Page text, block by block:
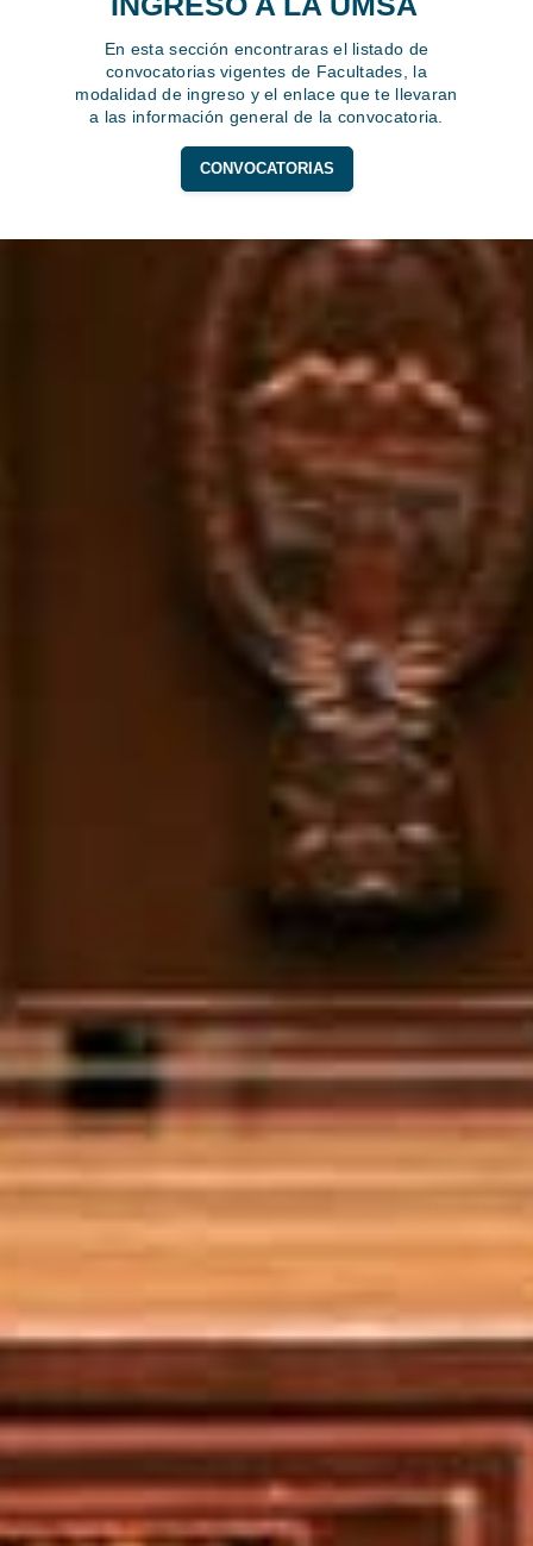
En esta sección encontraras el listado de
convocatorias vigentes de Facultades, la
modalidad de ingreso y el enlace que te llevaran
a las información general de la convocatoria.
CONVOCATORIAS